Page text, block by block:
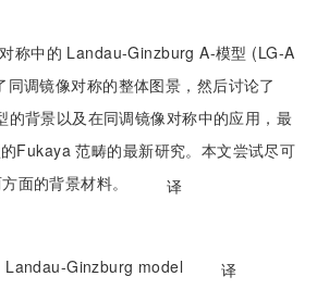
称中的 Landau-Ginzburg A-模型 (LG-A
调镜像对称的整体图景，然后讨论了
背景以及在同调镜像对称中的应用，最
Fukaya 范畴的最新研究。本文尝试尽可
面的背景材料。
译
Landau-Ginzburg model 译